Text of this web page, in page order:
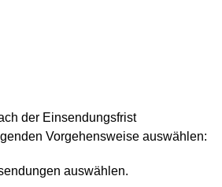
der Einsendungsfrist
Vorgehensweise auswählen:
auswählen.